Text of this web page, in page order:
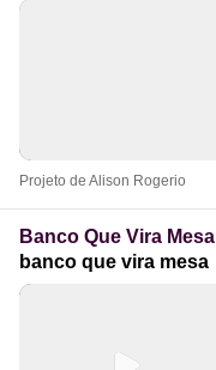
Projeto de Alison Rogerio
Banco Que Vira Mesa
banco que vira mesa